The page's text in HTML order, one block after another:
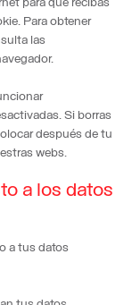
para que recibas
Para obtener
las
Si borras
después de tu
webs.
a los datos
a tus datos